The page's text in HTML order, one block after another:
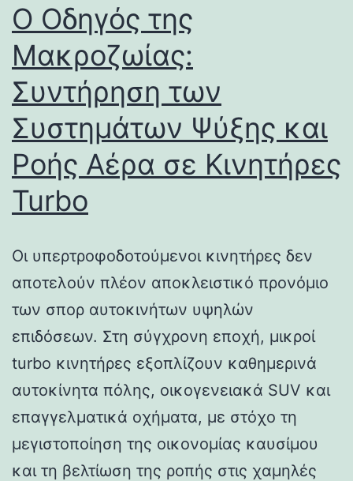
Ο Οδηγός της
Μακροζωίας:
Συντήρηση των
Συστημάτων Ψύξης και
Ροής Αέρα σε Κινητήρες
Turbo
Οι υπερτροφοδοτούμενοι κινητήρες δεν
αποτελούν πλέον αποκλειστικό προνόμιο
των σπορ αυτοκινήτων υψηλών
επιδόσεων. Στη σύγχρονη εποχή, μικροί
turbo κινητήρες εξοπλίζουν καθημερινά
αυτοκίνητα πόλης, οικογενειακά SUV και
επαγγελματικά οχήματα, με στόχο τη
μεγιστοποίηση της οικονομίας καυσίμου
και τη βελτίωση της ροπής στις χαμηλές